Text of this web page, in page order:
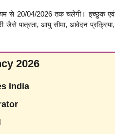
से 20/04/2026 तक चलेगी। इच्छुक एवं
पात्रता, आयु सीमा, आवेदन प्रक्रिया,
2026
India